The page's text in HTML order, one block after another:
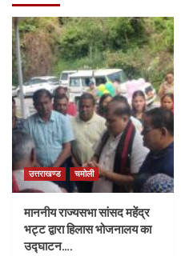
उत्तराखण्ड चमोली
माननीय राज्यसभा सांसद महेंद्र
भट्ट द्वारा हिलास भोजनालय का
उद्घाटन….